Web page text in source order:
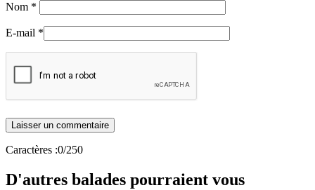
Nom *
E-mail *
Caractères :0/250
D'autres balades pourraient vous